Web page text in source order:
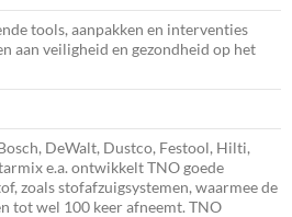
tools, aanpakken en interventies
aan veiligheid en gezondheid op het
DeWalt, Dustco, Festool, Hilti,
e.a. ontwikkelt TNO goede
zoals stofafzuigsystemen, waarmee de
tot wel 100 keer afneemt. TNO